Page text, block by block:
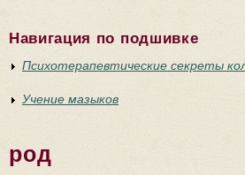
Навигация по подшивке
Психотерапевтические секреты
Учение мазыков
род